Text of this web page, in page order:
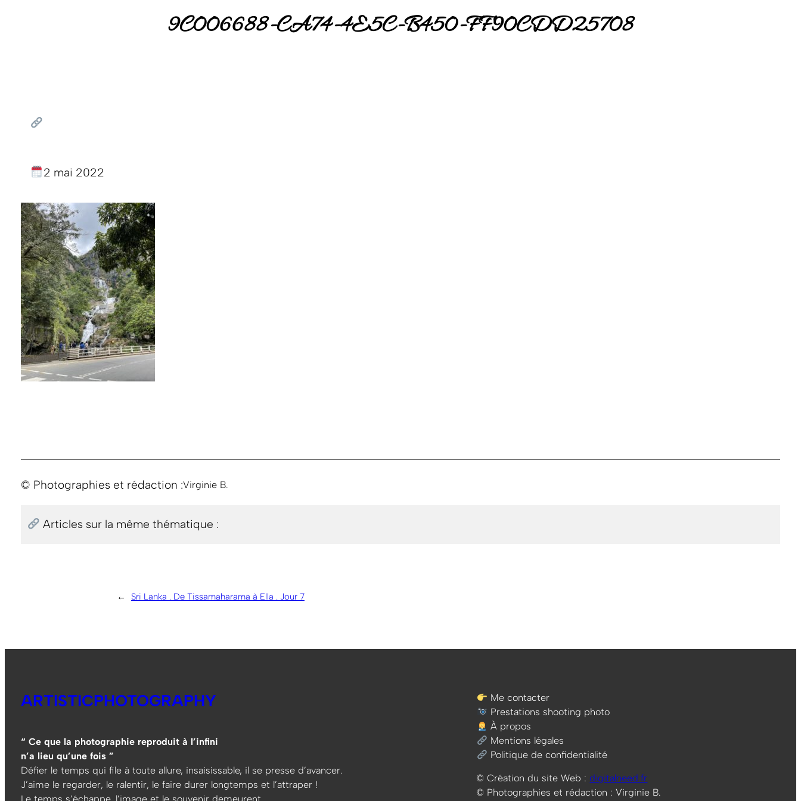
9C006688-CA74-4E5C-B450-FF90CDD25708
2 mai 2022
© Photographies et rédaction :Virginie B.
Articles sur la même thématique :
← Sri Lanka . De Tissamaharama à Ella . Jour 7
ARTISTICPHOTOGRAPHY
“ Ce que la photographie reproduit à l’infini
n’a lieu qu’une fois ”
Défier le temps qui file à toute allure, insaisissable, il se presse d’avancer.
J’aime le regarder, le ralentir, le faire durer longtemps et l’attraper !
Me contacter
Prestations shooting photo
À propos
Mentions légales
Politique de confidentialité
© Création du site Web : digitalneed.fr
© Photographies et rédaction : Virginie B.